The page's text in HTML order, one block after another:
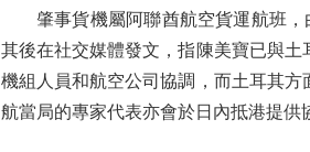
肇事貨機屬阿聯酋航空貨運航班，
其後在社交媒體發文，指陳美寶已與
機組人員和航空公司協調，而土耳其
航當局的專家代表亦會於日內抵港提供